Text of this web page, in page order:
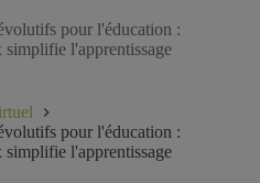
pour l'éducation :
l'apprentissage
pour l'éducation :
l'apprentissage